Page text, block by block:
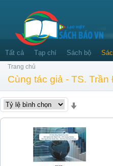
Tất cả Tạp chí Sách bộ
Trang chủ
Cùng tác giả - TS.